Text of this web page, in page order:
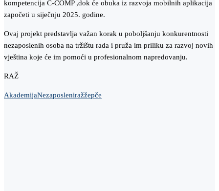
kompetencija C-COMP ,dok će obuka iz razvoja mobilnih aplikacija
započeti u siječnju 2025. godine.
Ovaj projekt predstavlja važan korak u poboljšanju konkurentnosti
nezaposlenih osoba na tržištu rada i pruža im priliku za razvoj novih
vještina koje će im pomoći u profesionalnom napredovanju.
RAŽ
AkademijaNezaposleniražžepče